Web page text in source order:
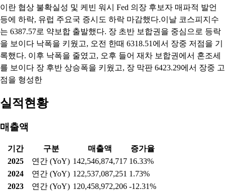
이란 협상 불확실성 및 케빈 워시 Fed 의장 후보자 매파적 발언
등에 하락, 유럽 주요국 증시도 하락 마감했다.이날 코스피지수
는 6387.57로 약보합 출발했다. 장 초반 보합권을 중심으로 등락
을 보이다 낙폭을 키웠고, 오전 한때 6318.51에서 장중 저점을 기
록했다. 이후 낙폭을 줄였고, 오후 들어 재차 보합권에서 혼조세
를 보이다 장 후반 상승폭을 키웠고, 장 막판 6423.29에서 장중 고
점을 형성한
실적현황
매출액
기간 구분 매출액
증가율
2025
연간 (YoY) 142,546,874,717 16.33%
2024
연간 (YoY) 122,537,087,251 1.73%
2023
연간 (YoY) 120,458,972,206 -12.31%